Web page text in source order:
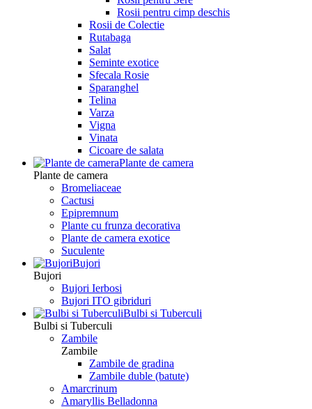
Rosii pentru cimp deschis
Rosii de Colectie
Rutabaga
Salat
Seminte exotice
Sfecala Rosie
Sparanghel
Telina
Varza
Vigna
Vinata
Сicoare de salata
Plante de camera
Plante de camera
Bromeliaceae
Cactusi
Epipremnum
Plante cu frunza decorativa
Plante de camera exotice
Suculente
Bujori
Bujori
Bujori Ierbosi
Bujori ITO gibriduri
Bulbi si Tuberculi
Bulbi si Tuberculi
Zambile
Zambile
Zambile de gradina
Zambile duble (batute)
Amarcrinum
Amaryllis Belladonna